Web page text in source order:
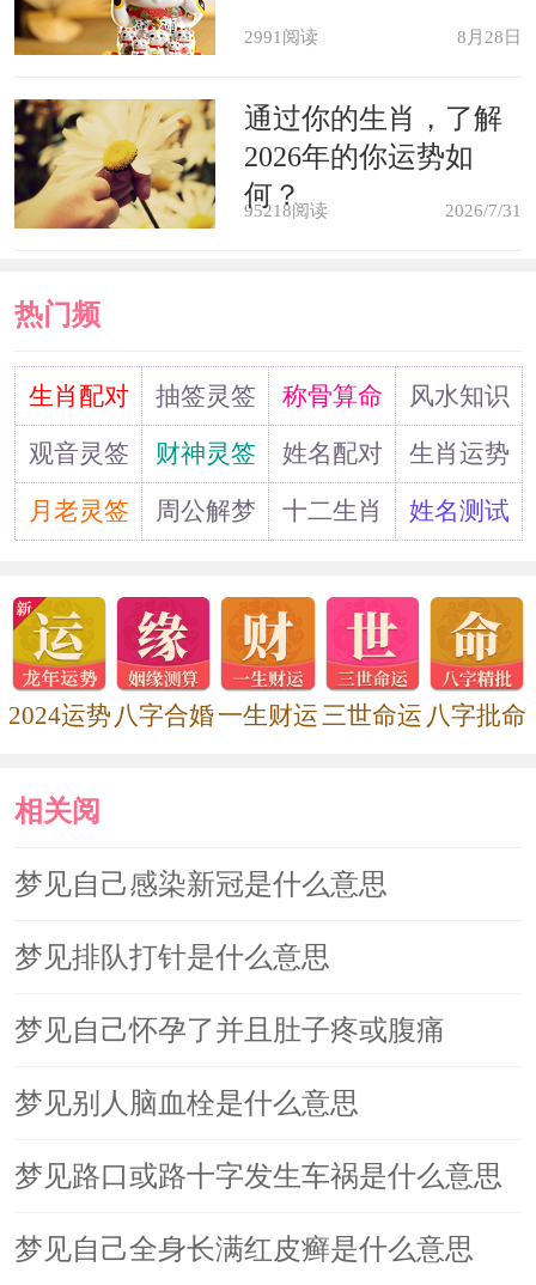
女人梦见被强奸时男性阳痿，预示
男士。
男人梦见自己早泄，暗示着自己会
和自己爱的人感情非常亲密。
2991阅读 8月28日
通过你的生肖，了解
2026年的你运势如
何？
95218阅读 2026/7/31
热门频
道生肖配对 抽签灵签 称骨算命
风水知识
观音灵签
财神灵签 姓名配对
生肖运势
月老灵签
周公解梦 十二生肖 姓名测试
2024运势 八字合婚一生财运三世命运 八字批命
相关阅
读
梦见自己感染新冠是什么意思
梦见排队打针是什么意思
梦见自己怀孕了并且肚子疼或腹痛
梦见别人脑血栓是什么意思
梦见路口或路十字发生车祸是什么意思
梦见自己全身长满红皮癣是什么意思